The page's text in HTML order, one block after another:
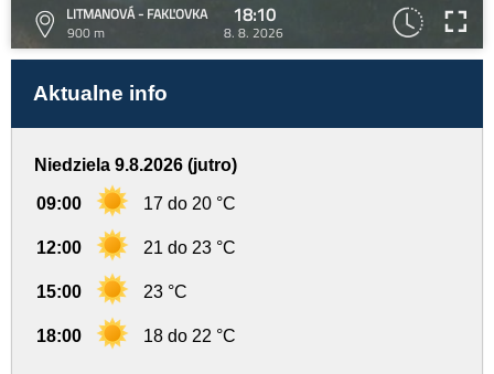
LITMANOVÁ - FAKĽOVKA
900 m
18:10
8. 8. 2026
Aktualne info
Niedziela 9.8.2026 (jutro)
09:00 17 do 20 °C
12:00 21 do 23 °C
15:00 23 °C
18:00 18 do 22 °C